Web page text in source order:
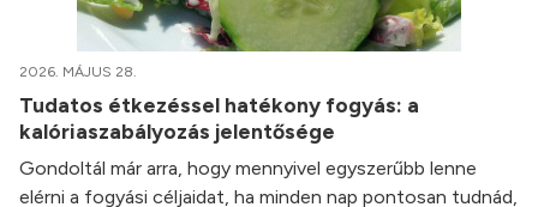
2026. MÁJUS 28.
Tudatos étkezéssel hatékony fogyás: a
kalóriaszabályozás jelentősége
Gondoltál már arra, hogy mennyivel egyszerűbb lenne
elérni a fogyási céljaidat, ha minden nap pontosan tudnád,